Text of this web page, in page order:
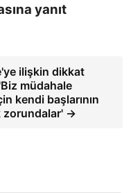
yanıt
ilişkin dikkat
müdahale
kendi başlarının
zorundalar' →